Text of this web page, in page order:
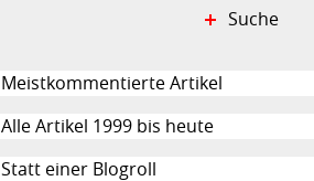
Suche
Meistkommentierte Artikel
Alle Artikel 1999 bis heute
Statt einer Blogroll